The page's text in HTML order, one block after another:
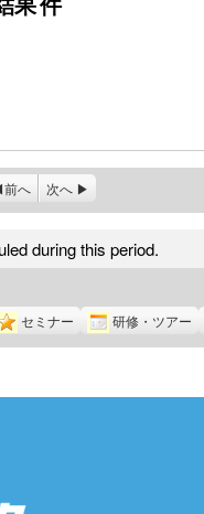
前へ 次へ
during this period.
セミナー 研修・ツアー